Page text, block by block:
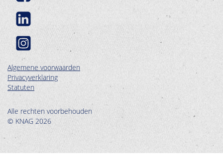
Algemene voorwaarden
Privacyverklaring
Statuten
Alle rechten voorbehouden
© KNAG 2026